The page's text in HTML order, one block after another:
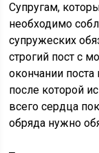
Супругам,
необходимо
супружеских
строгий пост с
окончании
после которой
всего сердца
обряда нужно